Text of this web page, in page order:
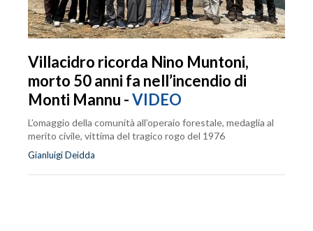
Villacidro ricorda Nino Muntoni,
morto 50 anni fa nell’incendio di
Monti Mannu -VIDEO
L’omaggio della comunità all’operaio forestale, medaglia al
merito civile, vittima del tragico rogo del 1976
Gianluigi Deidda